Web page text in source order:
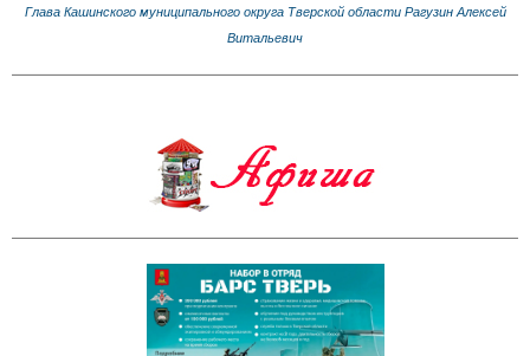
Глава Кашинского муниципального округа Тверской области Рагузин Алексей
Витальевич